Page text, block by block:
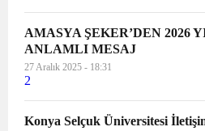
Üretim...
AMASYA ŞEKER’DEN 2026
ANLAMLI MESAJ
27 Aralık 2025 - 18:31
2
Konya Selçuk Üniversitesi